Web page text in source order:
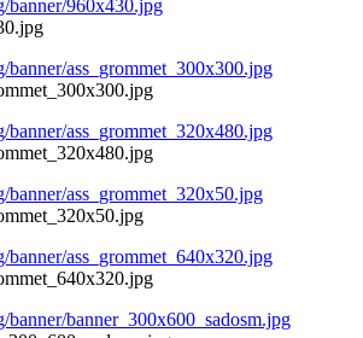
banner/960x430.jpg
banner/ass_grommet_300x300.jpg
banner/ass_grommet_320x480.jpg
banner/ass_grommet_320x50.jpg
banner/ass_grommet_640x320.jpg
banner/banner_300x600_sadosm.jpg